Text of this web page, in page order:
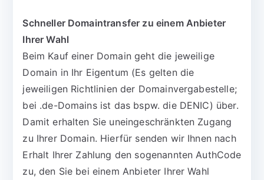
Schneller Domaintransfer zu einem Anbieter
Ihrer Wahl
Beim Kauf einer Domain geht die jeweilige
Domain in Ihr Eigentum (Es gelten die
jeweiligen Richtlinien der Domainvergabestelle;
bei .de-Domains ist das bspw. die DENIC) über.
Damit erhalten Sie uneingeschränkten Zugang
zu Ihrer Domain. Hierfür senden wir Ihnen nach
Erhalt Ihrer Zahlung den sogenannten AuthCode
zu, den Sie bei einem Anbieter Ihrer Wahl